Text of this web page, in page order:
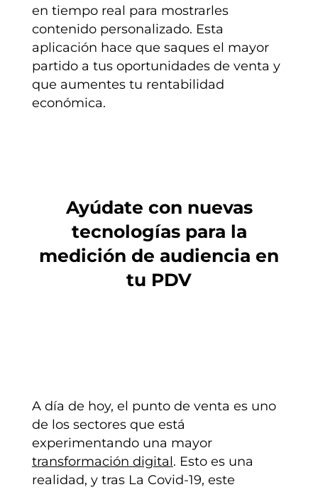
en tiempo real para mostrarles
contenido personalizado. Esta
aplicación hace que saques el mayor
partido a tus oportunidades de venta y
que aumentes tu rentabilidad
económica.
Ayúdate con nuevas
tecnologías para la
medición de audiencia en
tu PDV
A día de hoy, el punto de venta es uno
de los sectores que está
experimentando una mayor
transformación digital. Esto es una
realidad, y tras La Covid-19, este